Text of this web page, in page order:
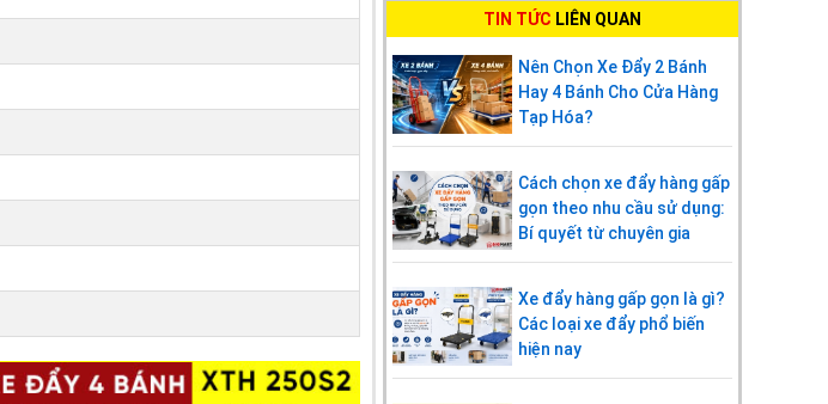
TIN TỨC LIÊN QUAN
Nên Chọn Xe Đẩy 2 Bánh
Hay 4 Bánh Cho Cửa Hàng
Tạp Hóa?
Cách chọn xe đẩy hàng gấp
gọn theo nhu cầu sử dụng:
Bí quyết từ chuyên gia
Xe đẩy hàng gấp gọn là gì?
Các loại xe đẩy phổ biến
hiện nay